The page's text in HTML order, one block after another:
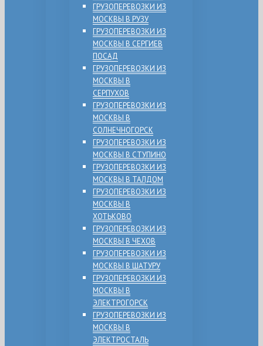
ГРУЗОПЕРЕВОЗКИ ИЗ
МОСКВЫ В РУЗУ
ГРУЗОПЕРЕВОЗКИ ИЗ
МОСКВЫ В СЕРГИЕВ
ПОСАД
ГРУЗОПЕРЕВОЗКИ ИЗ
МОСКВЫ В
СЕРПУХОВ
ГРУЗОПЕРЕВОЗКИ ИЗ
МОСКВЫ В
СОЛНЕЧНОГОРСК
ГРУЗОПЕРЕВОЗКИ ИЗ
МОСКВЫ В СТУПИНО
ГРУЗОПЕРЕВОЗКИ ИЗ
МОСКВЫ В ТАЛДОМ
ГРУЗОПЕРЕВОЗКИ ИЗ
МОСКВЫ В
ХОТЬКОВО
ГРУЗОПЕРЕВОЗКИ ИЗ
МОСКВЫ В ЧЕХОВ
ГРУЗОПЕРЕВОЗКИ ИЗ
МОСКВЫ В ШАТУРУ
ГРУЗОПЕРЕВОЗКИ ИЗ
МОСКВЫ В
ЭЛЕКТРОГОРСК
ГРУЗОПЕРЕВОЗКИ ИЗ
МОСКВЫ В
ЭЛЕКТРОСТАЛЬ